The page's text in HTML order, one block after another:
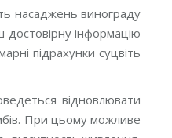
насаджень винограду
достовірну інформацію
підрахунки суцвіть
відновлювати
При цьому можливе